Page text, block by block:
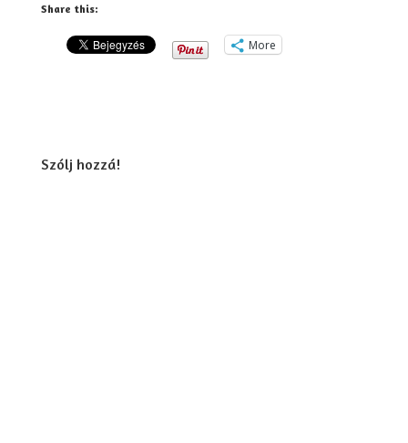
Share this:
More
Szólj hozzá!